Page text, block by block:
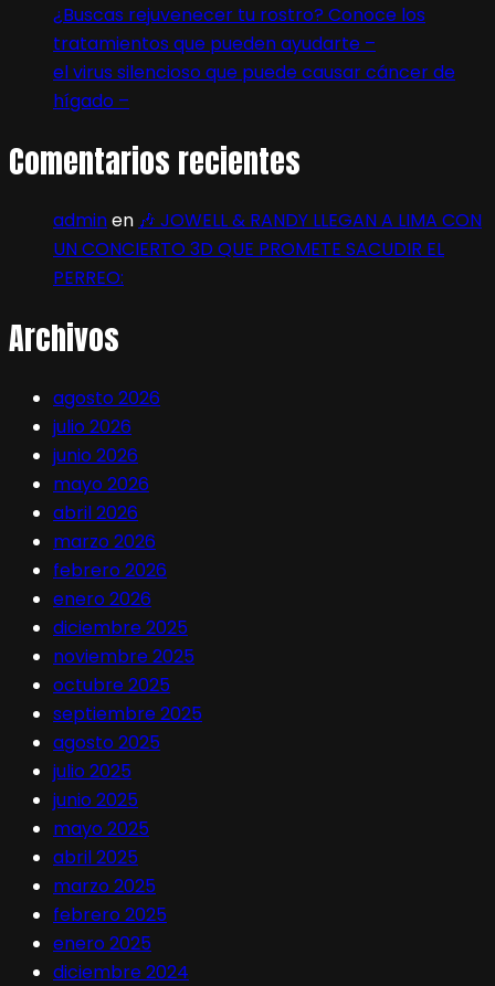
¿Buscas rejuvenecer tu rostro? Conoce los
tratamientos que pueden ayudarte –
el virus silencioso que puede causar cáncer de
hígado –
Comentarios recientes
adminen 🎶 JOWELL & RANDY LLEGAN A LIMA CON
UN CONCIERTO 3D QUE PROMETE SACUDIR EL
PERREO:
Archivos
agosto 2026
julio 2026
junio 2026
mayo 2026
abril 2026
marzo 2026
febrero 2026
enero 2026
diciembre 2025
noviembre 2025
octubre 2025
septiembre 2025
agosto 2025
julio 2025
junio 2025
mayo 2025
abril 2025
marzo 2025
febrero 2025
enero 2025
diciembre 2024